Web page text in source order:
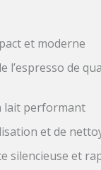
et moderne
l’espresso de
lait performant
et de
silencieuse et